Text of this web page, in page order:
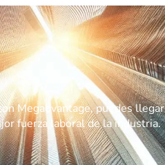
Megadvantage, puedes llegar
fuerza laboral de la industria.